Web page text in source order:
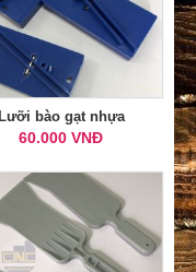
Lưỡi bào gạt nhựa
60.000 VNĐ